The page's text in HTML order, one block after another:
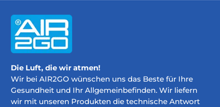
Die Luft, die wir atmen!
Wir bei AIR2GO wünschen uns das Beste für Ihre
Gesundheit und Ihr Allgemeinbefinden. Wir liefern
wir mit unseren Produkten die technische Antwort